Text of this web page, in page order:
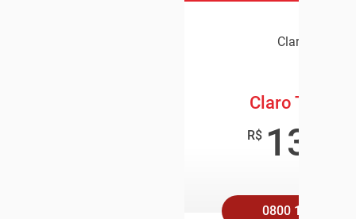
Claro TV+
Claro TV+
R$ 139
0800 158 4545